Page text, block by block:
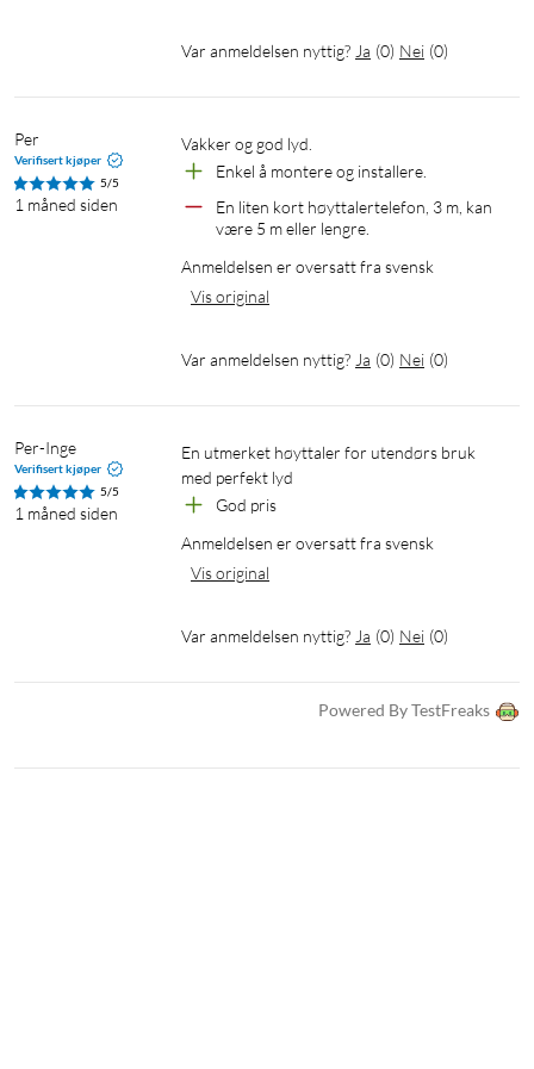
Følsomhet: 84 desibel ved 1 watt, målt på 1 meters avstand
Mål (B x D x H): 170 x 140 x 246 millimeter
Vekt (uten brakett): 2,1 kg
1 x passiv høyttaler
1 x monteringsbrakett
1 x lydkabel (3 meter)
Hurtigstartguide
Var anmeldelsen nyttig? Ja (0) Nei (0)
Per
Verifisert kjøper
5/5
1 måned siden
Vakker og god lyd.
Enkel å montere og installere.
En liten kort høyttalertelefon, 3 m, kan
være 5 m eller lengre.
Anmeldelsen er oversatt fra svensk
Vis original
Var anmeldelsen nyttig? Ja (0) Nei (0)
Per-Inge
Verifisert kjøper
5/5
1 måned siden
En utmerket høyttaler for utendørs bruk
med perfekt lyd
God pris
Anmeldelsen er oversatt fra svensk
Vis original
Var anmeldelsen nyttig? Ja (0) Nei (0)
Powered By TestFreaks